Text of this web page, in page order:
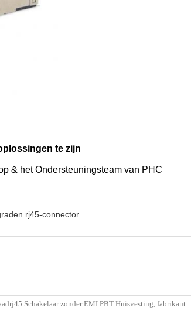
te zijn
& het Ondersteuningsteam van PHC
rj45-connector